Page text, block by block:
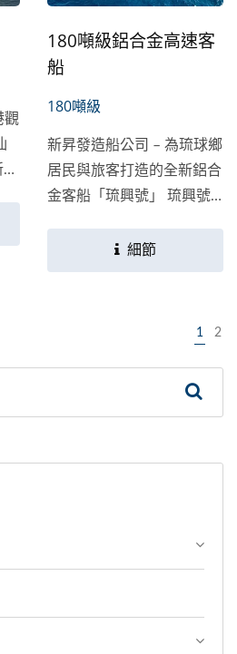
觀
180噸級鋁合金高速客
船
180噸級
新昇發造船公司 – 為琉球鄉
居民與旅客打造的全新鋁合
金客船「琉興號」 琉興號
建造的沿近海客船，旨在提
供居民與觀光旅客更高效、
細節
1 2